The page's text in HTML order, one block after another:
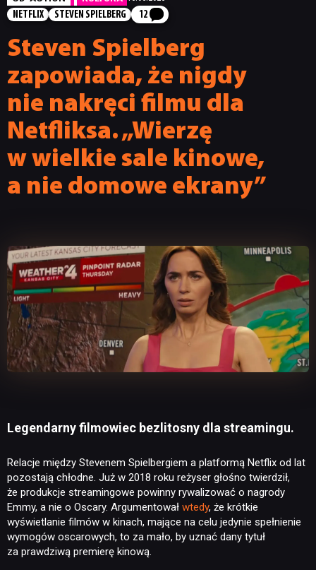
NETFLIX
STEVEN SPIELBERG 12
Steven Spielberg
zapowiada, że nigdy
nie nakręci filmu dla
Netfliksa. „Wierzę
w wielkie sale kinowe,
a nie domowe ekrany”
Legendarny filmowiec bezlitosny dla streamingu.
Relacje między Stevenem Spielbergiem a platformą Netflix od lat
pozostają chłodne. Już w 2018 roku reżyser głośno twierdził,
że produkcje streamingowe powinny rywalizować o nagrody
Emmy, a nie o Oscary. Argumentował wtedy, że krótkie
wyświetlanie filmów w kinach, mające na celu jedynie spełnienie
wymogów oscarowych, to za mało, by uznać dany tytuł
za prawdziwą premierę kinową.